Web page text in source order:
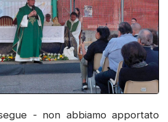
- non abbiamo apportato